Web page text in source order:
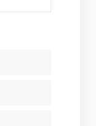
«Русский язык и